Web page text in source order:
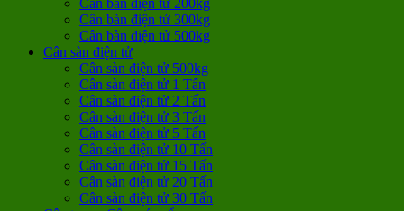
Cân bàn điện tử 300kg
Cân bàn điện tử 500kg
Cân sàn điện tử
Cân sàn điện tử 500kg
Cân sàn điện tử 1 Tấn
Cân sàn điện tử 2 Tấn
Cân sàn điện tử 3 Tấn
Cân sàn điện tử 5 Tấn
Cân sàn điện tử 10 Tấn
Cân sàn điện tử 15 Tấn
Cân sàn điện tử 20 Tấn
Cân sàn điện tử 30 Tấn